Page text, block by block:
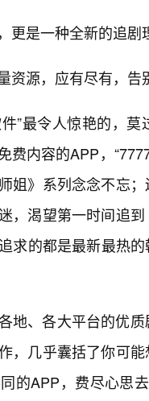
更是一种全新的追剧
资源，应有尽有，告
”最令人惊艳的，
费内容的APP，
姐》系列念念不忘
，渴望第一时间追到
求的都是最新最热
地、各大平台的优
，几乎囊括了你可
的APP，费尽心思